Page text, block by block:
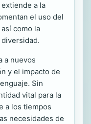
a la
el uso del
como la
a nuevos
y el impacto de
Sin
vital para la
a los tiempos
necesidades de